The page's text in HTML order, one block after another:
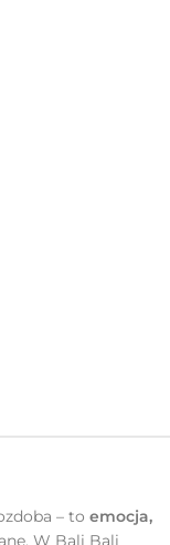
– to emocja,
W Bali Bali